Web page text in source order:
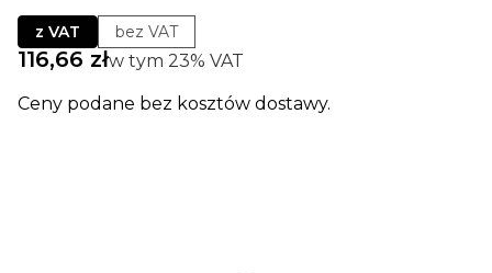
z VAT bez VAT
Cena
116,66 złw tym 23% VAT
w tym 23% VAT
Ceny podane bez kosztów dostawy.